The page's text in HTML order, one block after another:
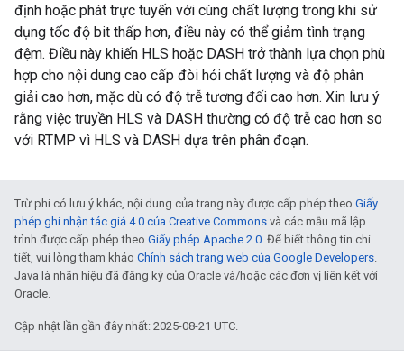
định hoặc phát trực tuyến với cùng chất lượng trong khi sử
dụng tốc độ bit thấp hơn, điều này có thể giảm tình trạng
đệm. Điều này khiến HLS hoặc DASH trở thành lựa chọn phù
hợp cho nội dung cao cấp đòi hỏi chất lượng và độ phân
giải cao hơn, mặc dù có độ trễ tương đối cao hơn. Xin lưu ý
rằng việc truyền HLS và DASH thường có độ trễ cao hơn so
với RTMP vì HLS và DASH dựa trên phân đoạn.
Trừ phi có lưu ý khác, nội dung của trang này được cấp phép theo Giấy
phép ghi nhận tác giả 4.0 của Creative Commons và các mẫu mã lập
trình được cấp phép theo Giấy phép Apache 2.0. Để biết thông tin chi
tiết, vui lòng tham khảo Chính sách trang web của Google Developers.
Java là nhãn hiệu đã đăng ký của Oracle và/hoặc các đơn vị liên kết với
Oracle.
Cập nhật lần gần đây nhất: 2025-08-21 UTC.